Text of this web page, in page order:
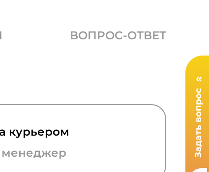
ВОПРОС-ОТВЕТ
курьером
менеджер